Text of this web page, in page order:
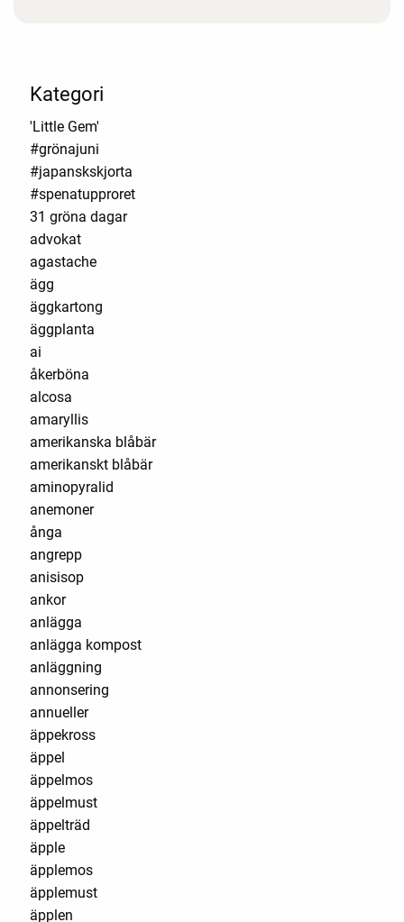
Kategori
'Little Gem'
#grönajuni
#japanskskjorta
#spenatupproret
31 gröna dagar
advokat
agastache
ägg
äggkartong
äggplanta
ai
åkerböna
alcosa
amaryllis
amerikanska blåbär
amerikanskt blåbär
aminopyralid
anemoner
ånga
angrepp
anisisop
ankor
anlägga
anlägga kompost
anläggning
annonsering
annueller
äppekross
äppel
äppelmos
äppelmust
äppelträd
äpple
äpplemos
äpplemust
äpplen